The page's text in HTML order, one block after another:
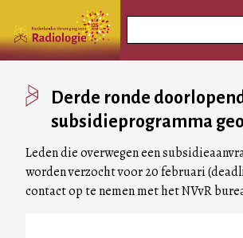
naar
inhoud
Phrase
Derde ronde
subsidieprogramma
Leden die overwegen een
worden verzocht voor 20 februari
contact op te nemen met het NVvR